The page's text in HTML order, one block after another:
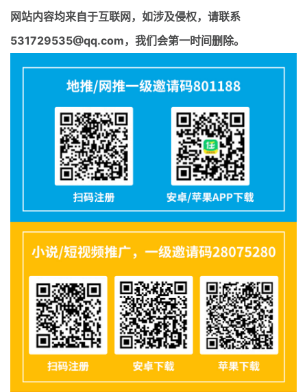
网站内容均来自于互联网，如涉及侵权，请联系
531729535@qq.com，我们会第一时间删除。